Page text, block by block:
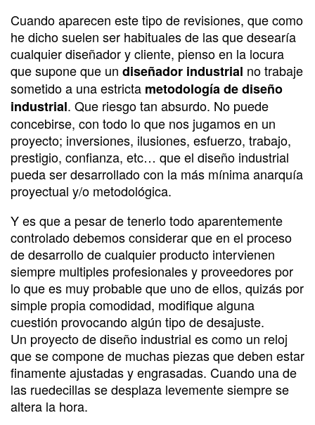
Cuando aparecen este tipo de revisiones, que como
he dicho suelen ser habituales de las que desearía
cualquier diseñador y cliente, pienso en la locura
que supone que un diseñador industrial no trabaje
sometido a una estricta metodología de diseño
industrial. Que riesgo tan absurdo. No puede
concebirse, con todo lo que nos jugamos en un
proyecto; inversiones, ilusiones, esfuerzo, trabajo,
prestigio, confianza, etc… que el diseño industrial
pueda ser desarrollado con la más mínima anarquía
proyectual y/o metodológica.
Y es que a pesar de tenerlo todo aparentemente
controlado debemos considerar que en el proceso
de desarrollo de cualquier producto intervienen
siempre multiples profesionales y proveedores por
lo que es muy probable que uno de ellos, quizás por
simple propia comodidad, modifique alguna
cuestión provocando algún tipo de desajuste.
Un proyecto de diseño industrial es como un reloj
que se compone de muchas piezas que deben estar
finamente ajustadas y engrasadas. Cuando una de
las ruedecillas se desplaza levemente siempre se
altera la hora.